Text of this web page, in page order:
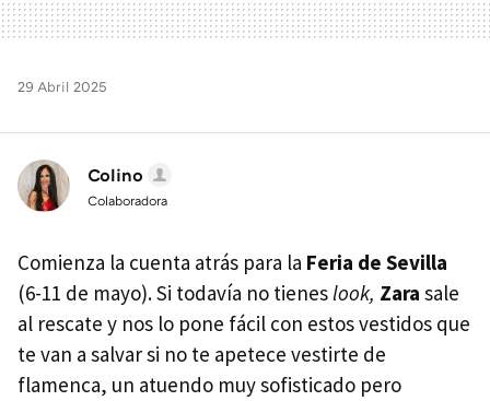
29 Abril 2025
Colino
Colaboradora
Comienza la cuenta atrás para la Feria de Sevilla
(6-11 de mayo).Si todavía no tieneslook, Zara sale
al rescate y nos lo pone fácil con estos vestidos que
te van a salvar si no te apetece vestirte de
flamenca, un atuendo muy sofisticado pero